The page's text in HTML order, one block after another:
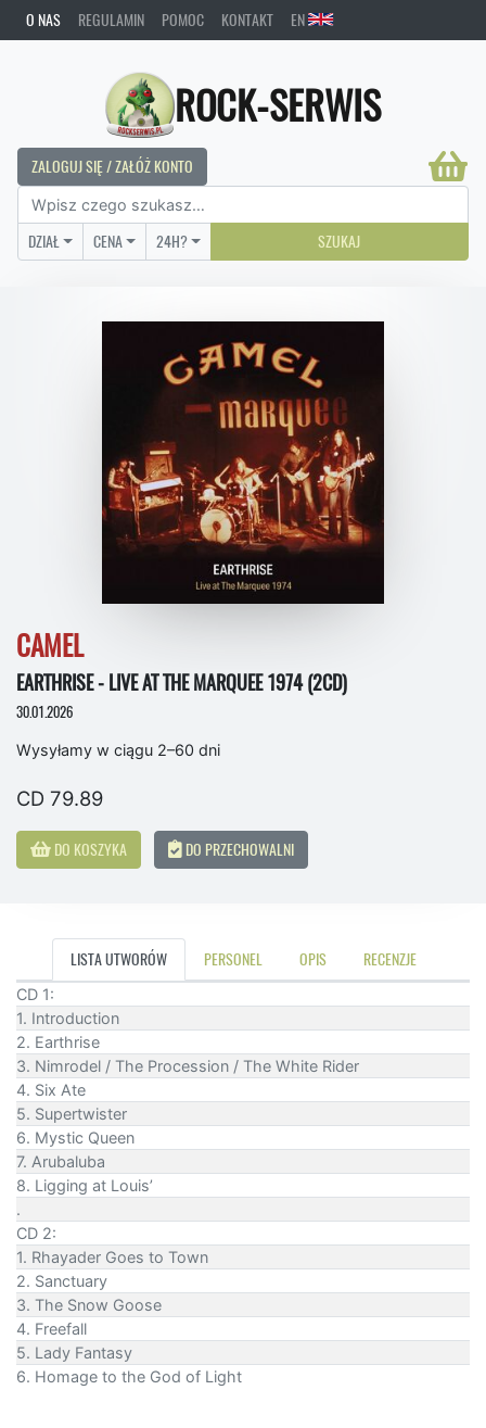
O NAS REGULAMIN POMOC KONTAKT EN
ROCK-SERWIS
ZALOGUJ SIĘ / ZAŁÓŻ KONTO
DZIAŁ CENA 24H? SZUKAJ
CAMEL
EARTHRISE - LIVE AT THE MARQUEE 1974 (2CD)
30.01.2026
Wysyłamy w ciągu 2–60 dni
CD 79.89
DO KOSZYKA DO PRZECHOWALNI
LISTA UTWORÓW PERSONEL OPIS RECENZJE
CD 1:
1. Introduction
2. Earthrise
3. Nimrodel / The Procession / The White Rider
4. Six Ate
5. Supertwister
6. Mystic Queen
7. Arubaluba
8. Ligging at Louis’
.
CD 2:
1. Rhayader Goes to Town
2. Sanctuary
3. The Snow Goose
4. Freefall
5. Lady Fantasy
6. Homage to the God of Light